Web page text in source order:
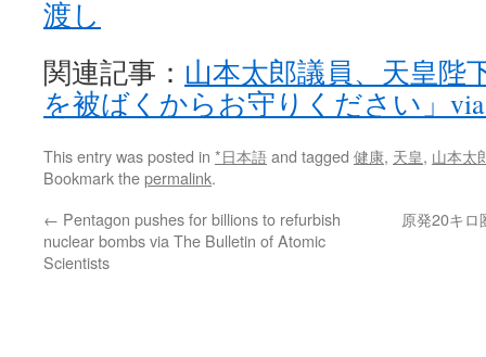
渡し
関連記事： 山本太郎議員、天皇陛
を被ばくからお守りください」via
This entry was posted in *日本語and tagged 健康, 天皇, 山本太
Bookmark thepermalink.
← Pentagon pushes for billions to refurbish
nuclear bombs via The Bulletin of Atomic
Scientists
原発20キ